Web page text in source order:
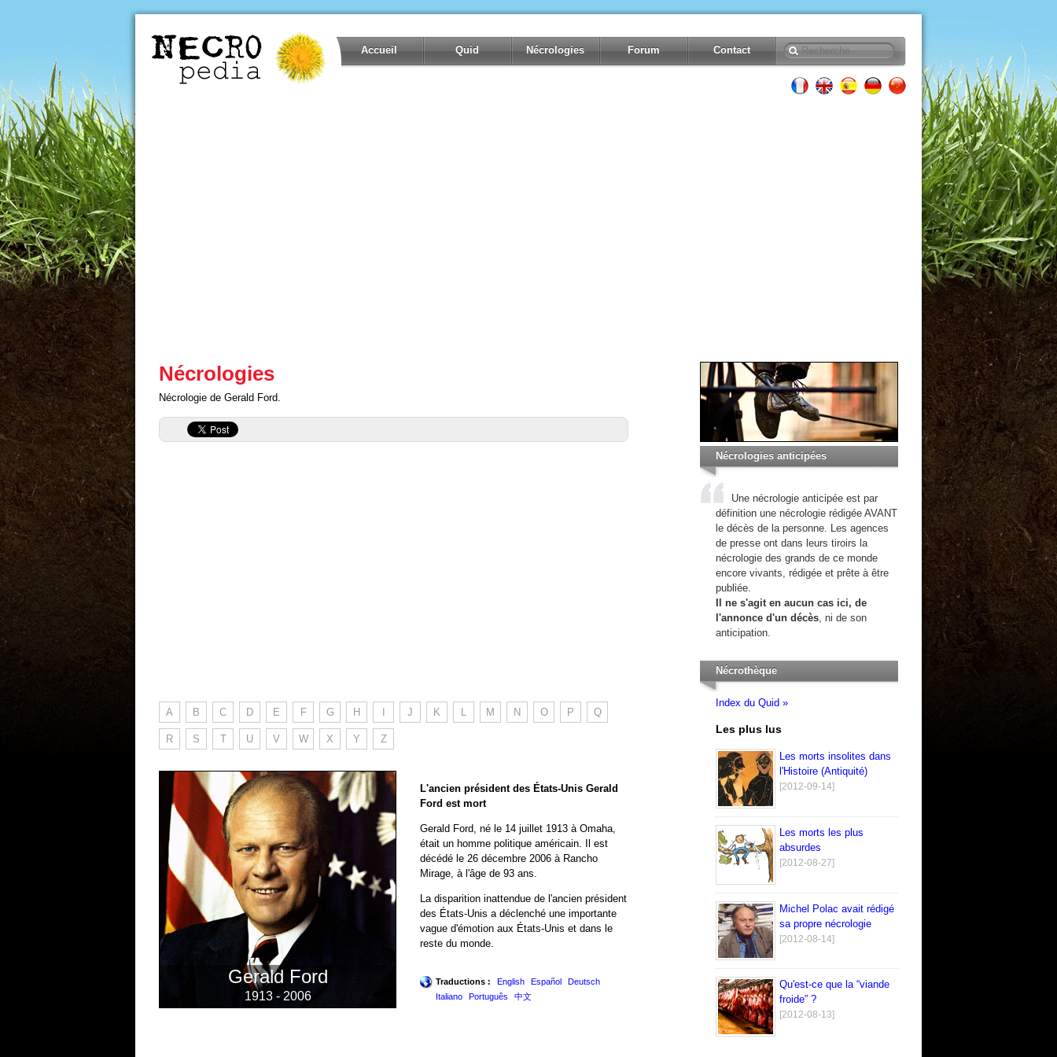
Accueil Quid Nécrologies Forum Contact
Nécrologies
Nécrologie de Gerald Ford.
A B C D E F G H J K L M N O P Q
R S T U V W X Y Z
Gerald Ford
1913 - 2006
L'ancien président des États-Unis Gerald
Ford est mort
Gerald Ford, né le 14 juillet 1913 à Omaha,
était un homme politique américain. Il est
décédé le 26 décembre 2006 à Rancho
Mirage, à l'âge de 93 ans.
La disparition inattendue de l'ancien président
des États-Unis a déclenché une importante
vague d'émotion aux États-Unis et dans le
reste du monde.
Traductions : English Español
Deutsch
Italiano
Português 中文
Nécrologies anticipées
Une nécrologie anticipée est par
définition une nécrologie rédigée AVANT
le décès de la personne. Les agences
de presse ont dans leurs tiroirs la
nécrologie des grands de ce monde
encore vivants, rédigée et prête à être
publiée.
Il ne s'agit en aucun cas ici, de
l'annonce d'un décès, ni de son
anticipation.
Nécrothèque
Index du Quid »
Les plus lus
Les morts insolites dans
l'Histoire (Antiquité)
[2012-09-14]
Les morts les plus
absurdes
[2012-08-27]
Michel Polac avait rédigé
sa propre nécrologie
[2012-08-14]
Qu'est-ce que la “viande
froide” ?
[2012-08-13]